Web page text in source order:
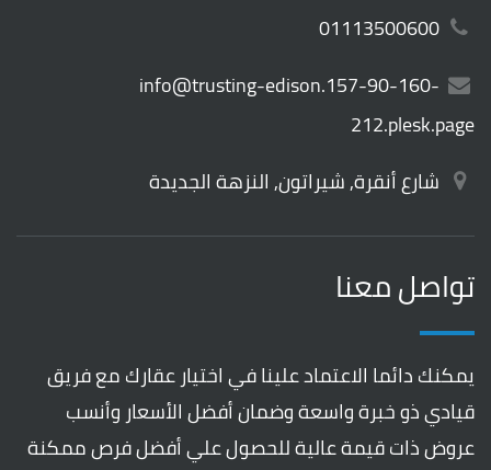
info@trusting-edison.157-90-160-
212.plesk.page
شارع أنقرة, شيراتون, النزهة الجديدة
تواصل معنا
يمكنك دائما الاعتماد علينا في اختيار عقارك مع فريق
قيادي ذو خبرة واسعة وضمان أفضل الأسعار وأنسب
عروض ذات قيمة عالية للحصول علي أفضل فرص ممكنة